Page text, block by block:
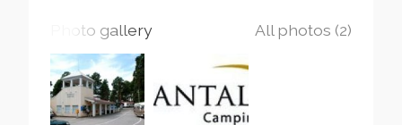
Photo gallery All photos (2)